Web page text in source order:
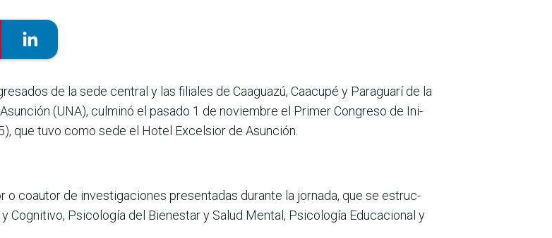
de la sede central y las filiales de Caaguazú, Caacupé y Paraguarí de la
(UNA), culminó el pasado 1 de noviembre el Primer Congreso de Ini­
que tuvo como sede el Hotel Excelsior de Asunción.
coautor de investigacio­nes presentadas durante la jornada, que se estruc­
Cognitivo, Psicología del Bienestar y Salud Mental, Psicología Educacional y